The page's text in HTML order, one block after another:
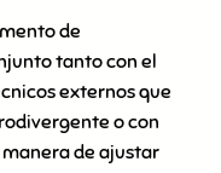
de
tanto con el
externos que
o con
de ajustar